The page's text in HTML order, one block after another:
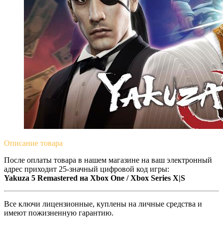
Описание товара
После оплаты товара в нашем магазине на ваш электронный
адрес приходит 25-значный цифровой код игры:
Yakuza 5 Remastered на Xbox One / Xbox Series X|S
Все ключи лицензионные, куплены на личные средства и
имеют пожизненную гарантию.